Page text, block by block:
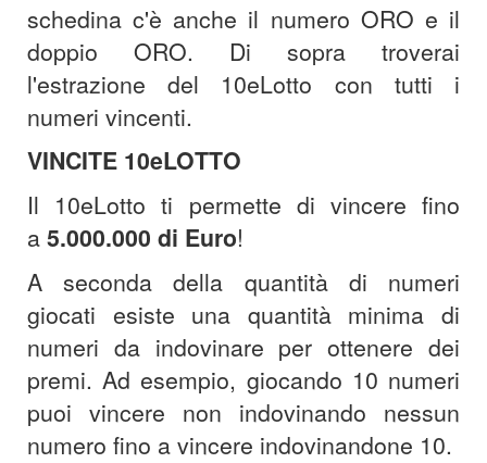
schedina c'è anche il numero ORO e il
doppio ORO. Di sopra troverai
l'estrazione del 10eLotto con tutti i
numeri vincenti.
VINCITE 10eLOTTO
Il 10eLotto ti permette di vincere fino
a 5.000.000 di Euro!
A seconda della quantità di numeri
giocati esiste una quantità minima di
numeri da indovinare per ottenere dei
premi. Ad esempio, giocando 10 numeri
puoi vincere non indovinando nessun
numero fino a vincere indovinandone 10.